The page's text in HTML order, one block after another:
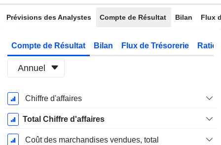
Prévisions des Analystes Compte de Résultat Bilan Flux
Compte de Résultat Bilan Flux de Trésorerie
Annuel
Période
Fiscale:
Décembre
Chiffre d'affaires
Total Chiffre d'affaires
Coût des marchandises vendues, total